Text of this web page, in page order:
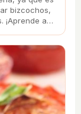
bizcochos,
¡Aprende a